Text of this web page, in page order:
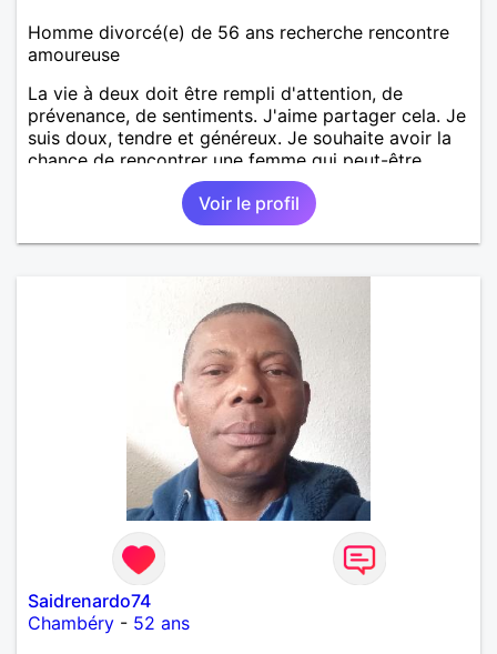
Homme divorcé(e) de 56 ans recherche rencontre
amoureuse
La vie à deux doit être rempli d'attention, de
prévenance, de sentiments. J'aime partager cela. Je
suis doux, tendre et généreux. Je souhaite avoir la
chance de rencontrer une femme qui peut-être
différent comme profil, peu importe. Une femme
entre 45 et 60 ans.
Voir le profil
Saidrenardo74
Chambéry - 52 ans